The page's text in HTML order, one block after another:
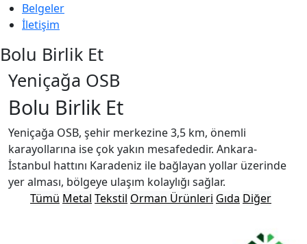
Belgeler
İletişim
Bolu Birlik Et
Yeniçağa OSB
Bolu Birlik Et
Yeniçağa OSB, şehir merkezine 3,5 km, önemli
karayollarına ise çok yakın mesafededir. Ankara-
İstanbul hattını Karadeniz ile bağlayan yollar üzerinde
yer alması, bölgeye ulaşım kolaylığı sağlar.
Tümü Metal Tekstil Orman Ürünleri Gıda Diğer